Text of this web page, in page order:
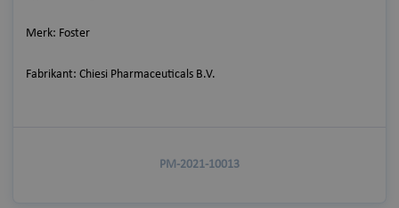
Merk: Foster
Fabrikant: Chiesi Pharmaceuticals B.V.
PM-2021-10013